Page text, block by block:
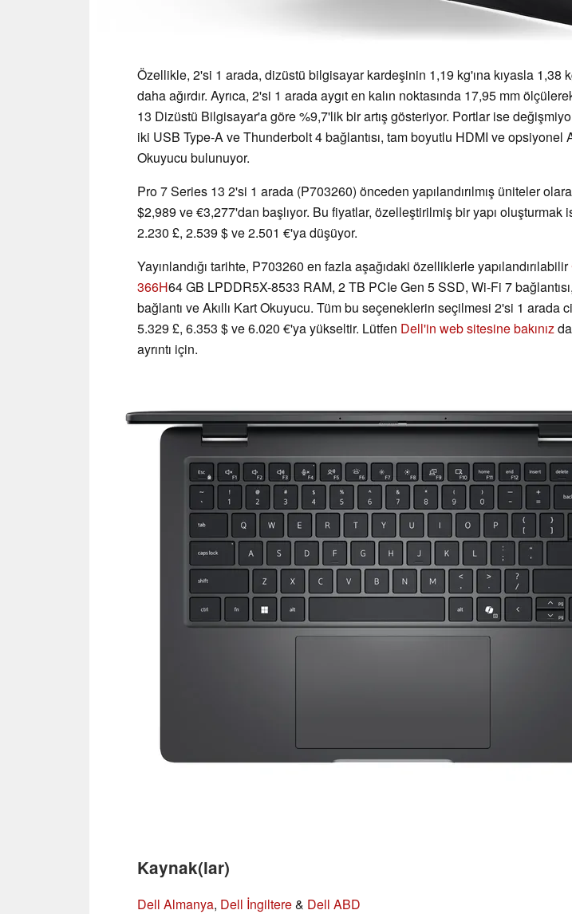
Özellikle, 2'si 1 arada, dizüstü bilgisayar kardeşinin 1,19 kg'ına kıyasla 1,38
daha ağırdır. Ayrıca, 2'si 1 arada aygıt en kalın noktasında 17,95 mm
13 Dizüstü Bilgisayar'a göre %9,7'lik bir artış gösteriyor. Portlar ise
iki USB Type-A ve Thunderbolt 4 bağlantısı, tam boyutlu HDMI ve opsiyonel
Okuyucu bulunuyor.
Pro 7 Series 13 2'si 1 arada (P703260) önceden yapılandırılmış üniteler
$2,989 ve €3,277'dan başlıyor. Bu fiyatlar, özelleştirilmiş bir yapı oluşturmak
2.230 £, 2.539 $ ve 2.501 €'ya düşüyor.
Yayınlandığı tarihte, P703260 en fazla aşağıdaki özelliklerle yapılandırılabilir
366H64 GB LPDDR5X-8533 RAM, 2 TB PCIe Gen 5 SSD, Wi-Fi 7
bağlantı ve Akıllı Kart Okuyucu. Tüm bu seçeneklerin seçilmesi 2'si 1 arada
5.329 £, 6.353 $ ve 6.020 €'ya yükseltir. Lütfen Dell'in web sitesine bakınız
ayrıntı için.
Kaynak(lar)
Dell Almanya, Dell İngiltere& Dell ABD